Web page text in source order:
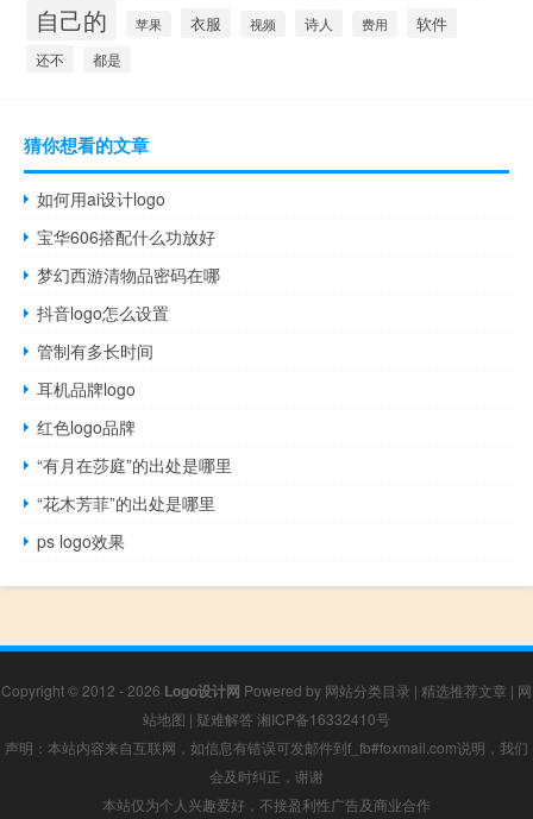
自己的 苹果 衣服 视频 诗人 费用 软件
还不 都是
猜你想看的文章
如何用ai设计logo
宝华606搭配什么功放好
梦幻西游清物品密码在哪
抖音logo怎么设置
管制有多长时间
耳机品牌logo
红色logo品牌
“有月在莎庭”的出处是哪里
“花木芳菲”的出处是哪里
ps logo效果
Copyright © 2012 - 2026 Logo设计网 Powered by 网站分类目录 | 精选推荐文章 | 网
站地图 | 疑难解答 湘ICP备16332410号
声明：本站内容来自互联网，如信息有错误可发邮件到f_fb#foxmail.com说明，我们
会及时纠正，谢谢
本站仅为个人兴趣爱好，不接盈利性广告及商业合作